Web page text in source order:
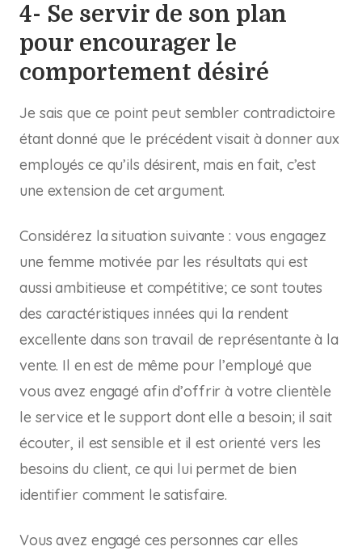
4- Se servir de son plan
pour encourager le
comportement désiré
Je sais que ce point peut sembler contradictoire
étant donné que le précédent visait à donner aux
employés ce qu’ils désirent, mais en fait, c’est
une extension de cet argument.
Considérez la situation suivante : vous engagez
une femme motivée par les résultats qui est
aussi ambitieuse et compétitive; ce sont toutes
des caractéristiques innées qui la rendent
excellente dans son travail de représentante à la
vente. Il en est de même pour l’employé que
vous avez engagé afin d’offrir à votre clientèle
le service et le support dont elle a besoin; il sait
écouter, il est sensible et il est orienté vers les
besoins du client, ce qui lui permet de bien
identifier comment le satisfaire.
Vous avez engagé ces personnes car elles